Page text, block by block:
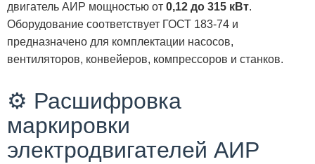
двигатель АИР мощностью от 0,12 до 315 кВт.
Оборудование соответствует ГОСТ 183-74 и
предназначено для комплектации насосов,
вентиляторов, конвейеров, компрессоров и станков.
⚙️ Расшифровка
маркировки
электродвигателей АИР